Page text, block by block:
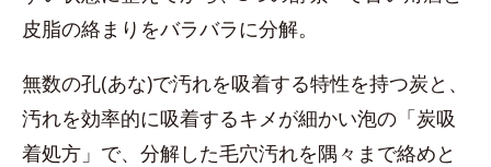
皮脂の絡まりをバラバラに分解。
無数の孔(あな)で汚れを吸着する特性を持つ炭と、
汚れを効率的に吸着するキメが細かい泡の「炭吸
着処方」で、分解した毛穴汚れを隅々まで絡めと